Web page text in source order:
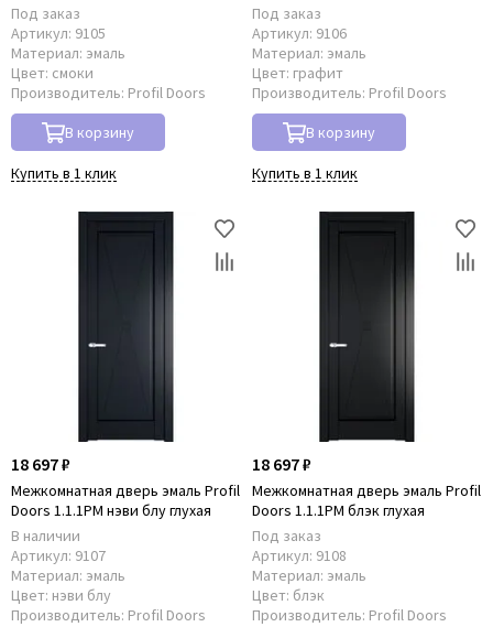
Под заказ
Артикул: 9105
Материал: эмаль
Цвет: смоки
Производитель: Profil Doors
В корзину
Купить в 1 клик
Под заказ
Артикул: 9106
Материал: эмаль
Цвет: графит
Производитель: Profil Doors
В корзину
Купить в 1 клик
18 697 ₽
Межкомнатная дверь эмаль Profil
Doors 1.1.1PM нэви блу глухая
В наличии
Артикул: 9107
Материал: эмаль
Цвет: нэви блу
Производитель: Profil Doors
18 697 ₽
Межкомнатная дверь эмаль Profil
Doors 1.1.1PM блэк глухая
Под заказ
Артикул: 9108
Материал: эмаль
Цвет: блэк
Производитель: Profil Doors